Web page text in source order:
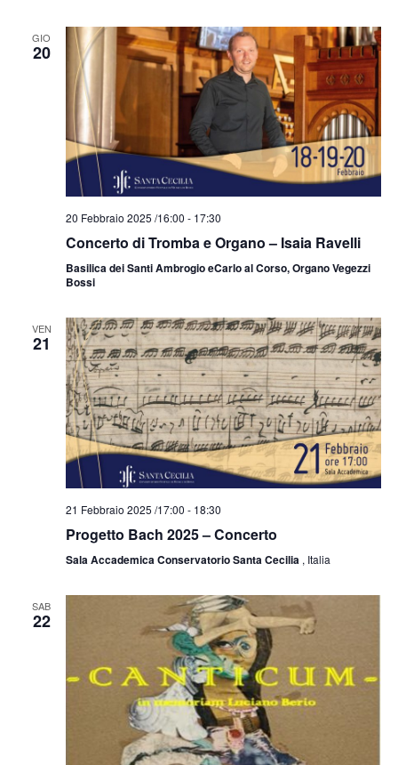
GIO
20
20 Febbraio 2025 /16:00 - 17:30
Concerto di Tromba e Organo – Isaia Ravelli
Basilica dei Santi Ambrogio eCarlo al Corso, Organo Vegezzi
Bossi
VEN
21
21 Febbraio 2025 /17:00 - 18:30
Progetto Bach 2025 – Concerto
Sala Accademica Conservatorio Santa Cecilia , Italia
SAB
22